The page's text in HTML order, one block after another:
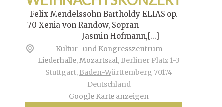
Felix Mendelssohn Bartholdy ELIAS op.
70 Xenia von Randow, Sopran
Jasmin Hofmann,[...]
Kultur- und Kongresszentrum
Liederhalle, Mozartsaal, Berliner Platz 1-3
Stuttgart, Baden-Württemberg 70174
Deutschland
Google Karte anzeigen